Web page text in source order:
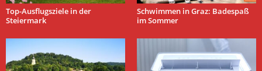
Top-Ausflugsziele in der
Steiermark
Schwimmen in Graz: Badespaß
im Sommer